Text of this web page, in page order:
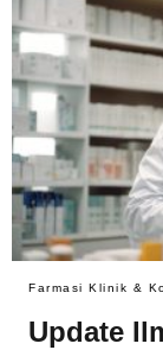
Farmasi Klinik &
Update